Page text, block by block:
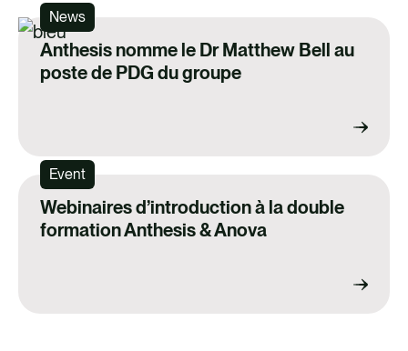
News
Anthesis nomme le Dr Matthew Bell au
poste de PDG du groupe
Event
Webinaires d’introduction à la double
formation Anthesis & Anova